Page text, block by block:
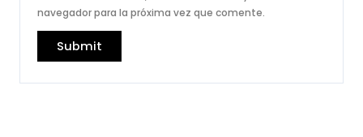
navegador para la próxima vez que comente.